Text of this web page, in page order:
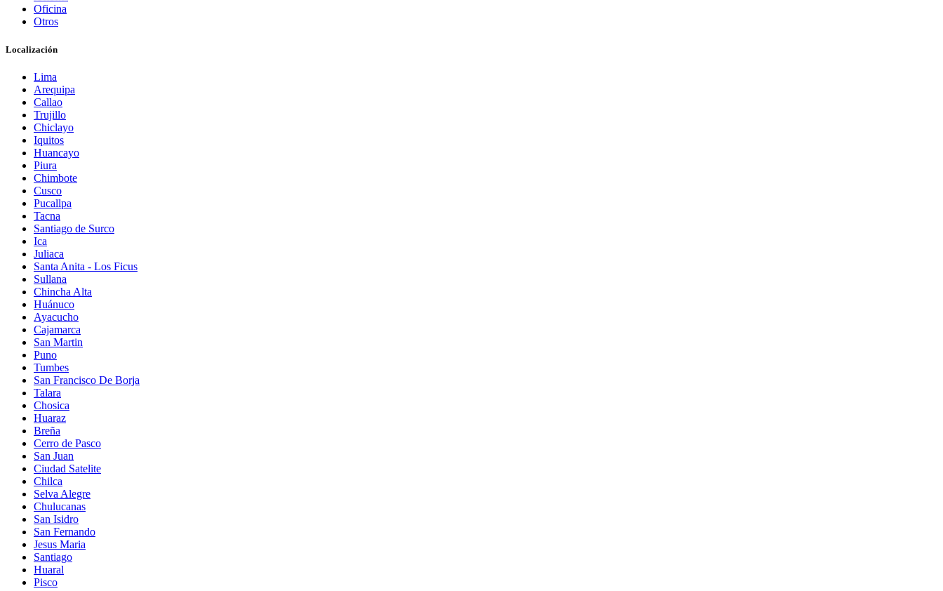
Oficina
Otros
Localización
Lima
Arequipa
Callao
Trujillo
Chiclayo
Iquitos
Huancayo
Piura
Chimbote
Cusco
Pucallpa
Tacna
Santiago de Surco
Ica
Juliaca
Santa Anita - Los Ficus
Sullana
Chincha Alta
Huánuco
Ayacucho
Cajamarca
San Martin
Puno
Tumbes
San Francisco De Borja
Talara
Chosica
Huaraz
Breña
Cerro de Pasco
San Juan
Ciudad Satelite
Chilca
Selva Alegre
Chulucanas
San Isidro
San Fernando
Jesus Maria
Santiago
Huaral
Pisco